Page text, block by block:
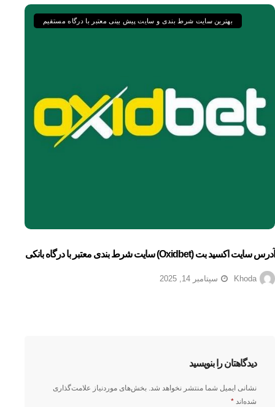
بهترین سایت شرط بندی و سایت پیش بینی معتبر با درگاه مستقیم
آدرس سایت اکسید بت (oxidbet) سایت شرط بندی معتبر با درگاه بانکی
Khoda سپتامبر 14, 2025
دیدگاهتان را بنویسید
نشانی ایمیل شما منتشر نخواهد شد. بخش‌های موردنیاز علامت‌گذاری
شده‌اند *